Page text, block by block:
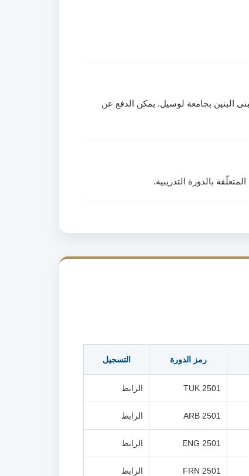
البنين بجامعة لوسيل. يمكن الدفع عن
بالدورة التدريبية.
رمز الدورة التسجيل
TUK 2501 الرابط
ARB 2501 الرابط
ENG 2501 الرابط
FRN 2501 الرابط